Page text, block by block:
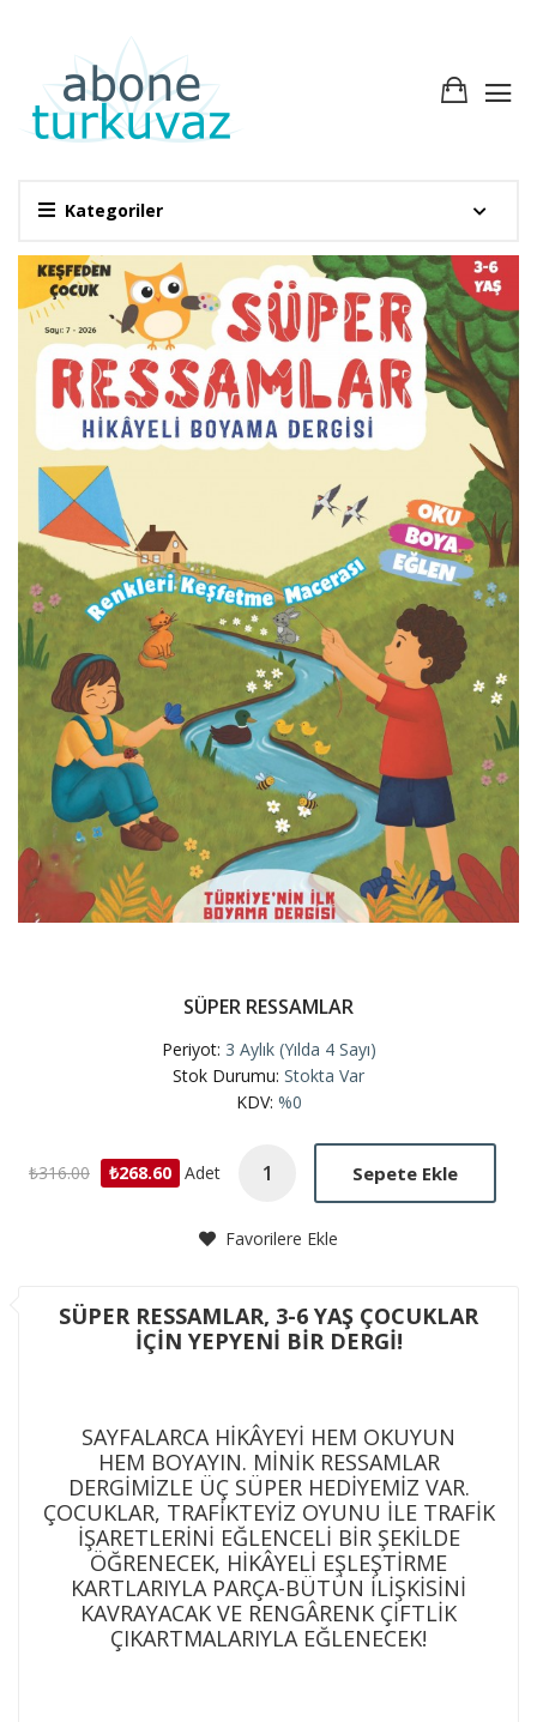
Kategoriler
SÜPER RESSAMLAR
Periyot: 3 Aylık (Yılda 4 Sayı)
Stok Durumu: Stokta Var
KDV: %0
₺316.00 ₺268.60 Adet Sepete Ekle
Favorilere Ekle
SÜPER RESSAMLAR, 3-6 YAŞ ÇOCUKLAR
İÇİN YEPYENİ BİR DERGİ!
SAYFALARCA HİKÂYEYİ HEM OKUYUN
HEM BOYAYIN. MİNİK RESSAMLAR
DERGİMİZLE ÜÇ SÜPER HEDİYEMİZ VAR.
ÇOCUKLAR, TRAFİKTEYİZ OYUNU İLE TRAFİK
İŞARETLERİNİ EĞLENCELİ BİR ŞEKİLDE
ÖĞRENECEK, HİKÂYELİ EŞLEŞTİRME
KARTLARIYLA PARÇA-BÜTÜN İLİŞKİSİNİ
KAVRAYACAK VE RENGÂRENK ÇİFTLİK
ÇIKARTMALARIYLA EĞLENECEK!